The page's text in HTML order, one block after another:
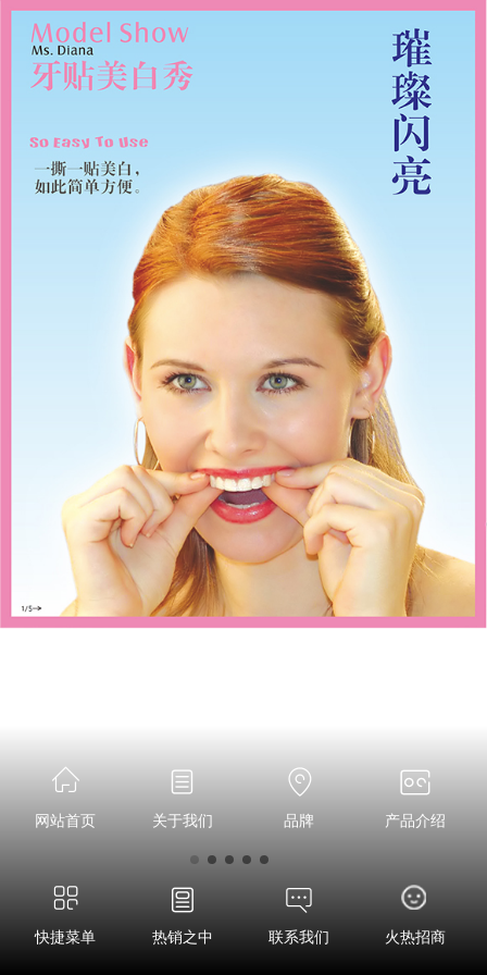
网站首页 关于我们 品牌 产品介绍
快捷菜单 热销之中 联系我们 火热招商